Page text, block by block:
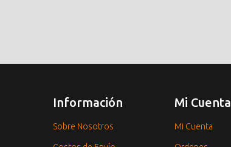
Información
Sobre Nosotros
Mi Cuenta
Mi Cuenta